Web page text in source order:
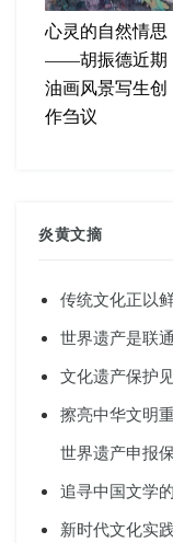
心灵的自然情思
——胡振德近期
油画风景写生创
作刍议
炎黄文摘
传统文化正以
世界遗产是联
文化遗产保护
擦亮中华文明
世界遗产申报
追寻中国文学
新时代文化实